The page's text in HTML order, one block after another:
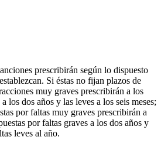
prescribirán según lo dispuesto
Si éstas no fijan plazos de
muy graves prescribirán a los
los dos años y las leves a los seis meses;
por faltas muy graves prescribirán a
por faltas graves a los dos años y
leves al año.